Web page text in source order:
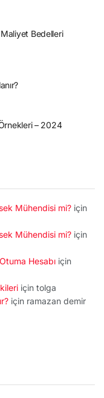
Bedelleri
– 2024
Mühendisi mi? için
Mühendisi mi? için
Hesabı için
için tolga
için ramazan demir